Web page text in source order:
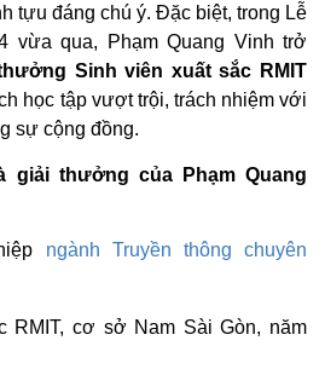
tựu đáng chú ý. Đặc biệt, trong Lễ
vừa qua, Phạm Quang Vinh trở
Sinh viên xuất sắc RMIT
học tập vượt trội, trách nhiệm với
sự cộng đồng.
giải thưởng của Phạm Quang
ngành Truyền thông chuyên
RMIT, cơ sở Nam Sài Gòn, năm